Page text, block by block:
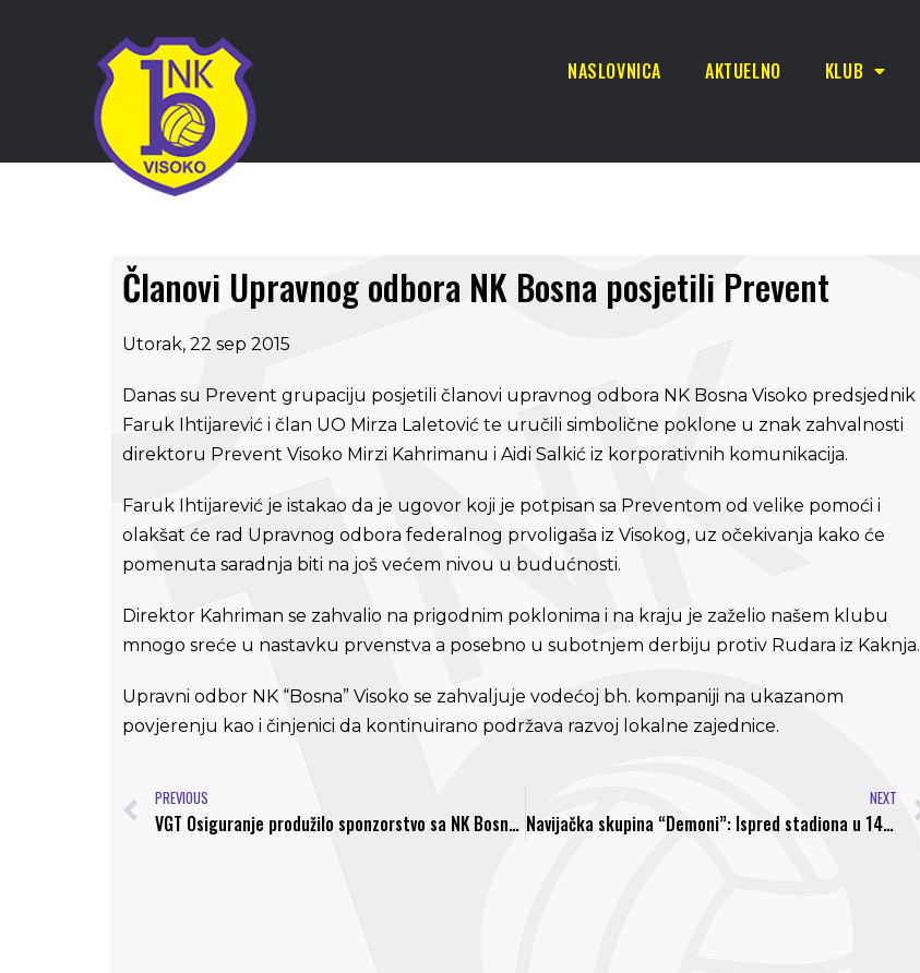
NASLOVNICA AKTUELNO KLUB
Članovi Upravnog odbora NK Bosna posjetili Prevent
Utorak, 22 sep 2015
Danas su Prevent grupaciju posjetili članovi upravnog odbora NK Bosna Visoko predsjednik
Faruk Ihtijarević i član UO Mirza Laletović te uručili simbolične poklone u znak zahvalnosti
direktoru Prevent Visoko Mirzi Kahrimanu i Aidi Salkić iz korporativnih komunikacija.
Faruk Ihtijarević je istakao da je ugovor koji je potpisan sa Preventom od velike pomoći i
olakšat će rad Upravnog odbora federalnog prvoligaša iz Visokog, uz očekivanja kako će
pomenuta saradnja biti na još većem nivou u budućnosti.
Direktor Kahriman se zahvalio na prigodnim poklonima i na kraju je zaželio našem klubu
mnogo sreće u nastavku prvenstva a posebno u subotnjem derbiju protiv Rudara iz Kaknja.
Upravni odbor NK “Bosna” Visoko se zahvaljuje vodećoj bh. kompaniji na ukazanom
povjerenju kao i činjenici da kontinuirano podržava razvoj lokalne zajednice.
PREVIOUS
VGT Osiguranje produžilo sponzorstvo sa NK Bosna Visoko
NEXT
Navijačka skupina “Demoni”: Ispred stadiona u 14.30 sati pa zajednički odlazak na gostovanje u Kakanj